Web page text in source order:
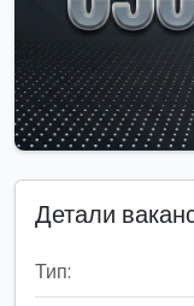
Детали
Тип: